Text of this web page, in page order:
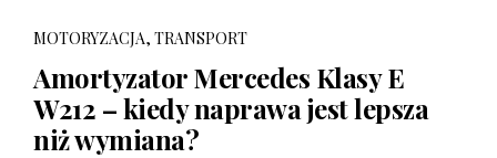
MOTORYZACJA, TRANSPORT
Amortyzator Mercedes Klasy E
W212 – kiedy naprawa jest lepsza
niż wymiana?